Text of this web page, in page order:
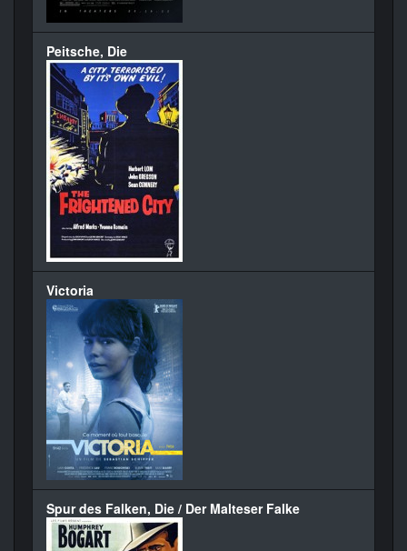
Peitsche, Die
Victoria
Spur des Falken, Die / Der Malteser Falke